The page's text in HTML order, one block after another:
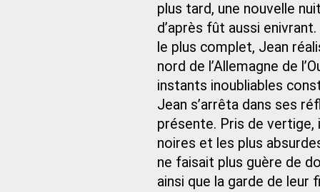
plus tard, une nouvelle
d’après fût aussi
le plus complet, Jean
nord de l’Allemagne de
instants inoubliables
Jean s’arrêta dans ses
présente. Pris de vertige,
noires et les plus
ne faisait plus guère de
ainsi que la garde de leur